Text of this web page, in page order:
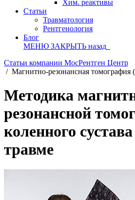
Хим. реактивы
Статьи
Травматология
Рентгенология
Блог
МЕНЮ ЗАКРЫТЬ назад
Статьи компании МосРентген Центр
/ Магнитно-резонансная
Методика
резонансной
коленного
травме